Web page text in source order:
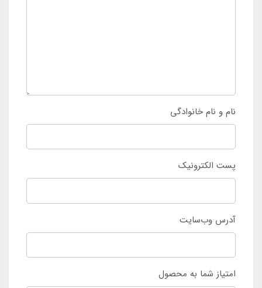
نام و نام خانوادگی
پست الکترونیک
آدرس وب‌سایت
امتیاز شما به محصول